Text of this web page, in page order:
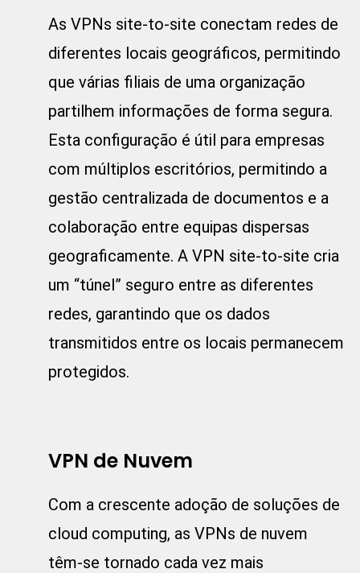
As VPNs site-to-site conectam redes de
diferentes locais geográficos, permitindo
que várias filiais de uma organização
partilhem informações de forma segura.
Esta configuração é útil para empresas
com múltiplos escritórios, permitindo a
gestão centralizada de documentos e a
colaboração entre equipas dispersas
geograficamente. A VPN site-to-site cria
um “túnel” seguro entre as diferentes
redes, garantindo que os dados
transmitidos entre os locais permanecem
protegidos.
VPN de Nuvem
Com a crescente adoção de soluções de
cloud computing, as VPNs de nuvem
têm-se tornado cada vez mais